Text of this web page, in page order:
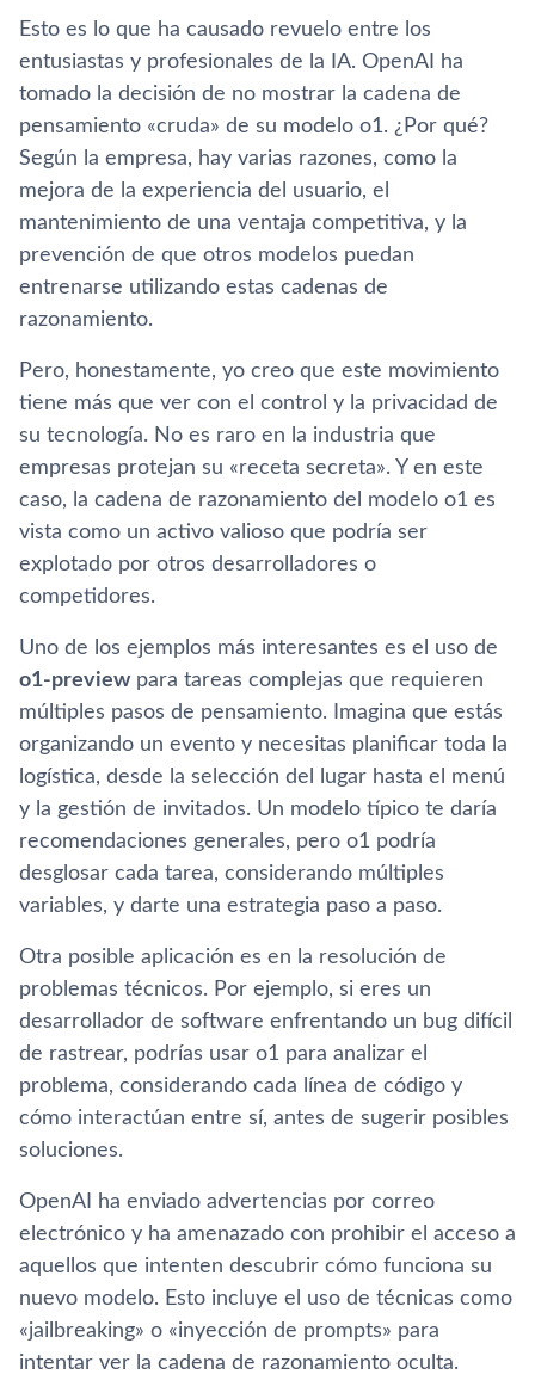
Esto es lo que ha causado revuelo entre los
entusiastas y profesionales de la IA. OpenAI ha
tomado la decisión de no mostrar la cadena de
pensamiento «cruda» de su modelo o1. ¿Por qué?
Según la empresa, hay varias razones, como la
mejora de la experiencia del usuario, el
mantenimiento de una ventaja competitiva, y la
prevención de que otros modelos puedan
entrenarse utilizando estas cadenas de
razonamiento.
Pero, honestamente, yo creo que este movimiento
tiene más que ver con el control y la privacidad de
su tecnología. No es raro en la industria que
empresas protejan su «receta secreta». Y en este
caso, la cadena de razonamiento del modelo o1 es
vista como un activo valioso que podría ser
explotado por otros desarrolladores o
competidores.
Uno de los ejemplos más interesantes es el uso de
o1-preview para tareas complejas que requieren
múltiples pasos de pensamiento. Imagina que estás
organizando un evento y necesitas planificar toda la
logística, desde la selección del lugar hasta el menú
y la gestión de invitados. Un modelo típico te daría
recomendaciones generales, pero o1 podría
desglosar cada tarea, considerando múltiples
variables, y darte una estrategia paso a paso.
Otra posible aplicación es en la resolución de
problemas técnicos. Por ejemplo, si eres un
desarrollador de software enfrentando un bug difícil
de rastrear, podrías usar o1 para analizar el
problema, considerando cada línea de código y
cómo interactúan entre sí, antes de sugerir posibles
soluciones.
OpenAI ha enviado advertencias por correo
electrónico y ha amenazado con prohibir el acceso a
aquellos que intenten descubrir cómo funciona su
nuevo modelo. Esto incluye el uso de técnicas como
«jailbreaking» o «inyección de prompts» para
intentar ver la cadena de razonamiento oculta.